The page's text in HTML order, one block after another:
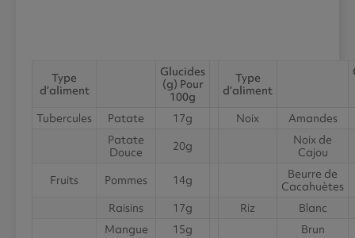
Type
d’aliment
Glucides
(g) Pour
100g
Type
d’aliment
Tubercules Patate 17g Noix
Amandes
Patate
Douce
20g
Noix de
Cajou
Fruits
Pommes 14g
Beurre de
Cacahuètes
Raisins
17g Riz
Blanc
Mangue
15g
Brun